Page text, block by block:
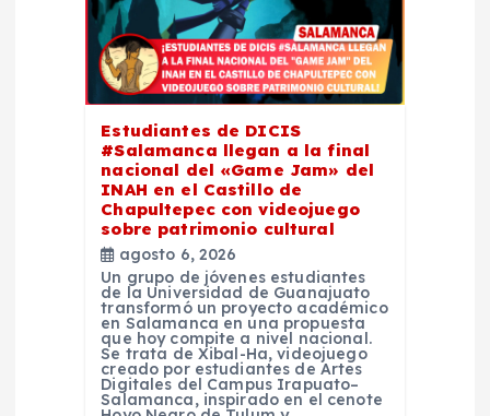
Estudiantes de DICIS
#Salamanca llegan a la final
nacional del «Game Jam» del
INAH en el Castillo de
Chapultepec con videojuego
sobre patrimonio cultural
agosto 6, 2026
Un grupo de jóvenes estudiantes
de la Universidad de Guanajuato
transformó un proyecto académico
en Salamanca en una propuesta
que hoy compite a nivel nacional.
Se trata de Xibal-Ha, videojuego
creado por estudiantes de Artes
Digitales del Campus Irapuato–
Salamanca, inspirado en el cenote